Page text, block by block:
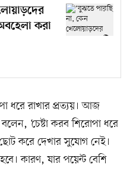
করা
ধরে রাখার প্রত্যয়। আজ
‘চেষ্টা করব শিরোপা ধরে
করে দেখার সুযোগ নেই।
কারণ, যার পয়েন্ট বেশি